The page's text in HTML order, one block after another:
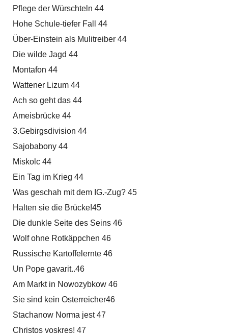
Pflege der Würschteln 44
Hohe Schule-tiefer Fall 44
Über-Einstein als Mulitreiber 44
Die wilde Jagd 44
Montafon 44
Wattener Lizum 44
Ach so geht das 44
Ameisbrücke 44
3.Gebirgsdivision 44
Sajobabony 44
Miskolc 44
Ein Tag im Krieg 44
Was geschah mit dem IG.-Zug? 45
Halten sie die Brücke!45
Die dunkle Seite des Seins 46
Wolf ohne Rotkäppchen 46
Russische Kartoffelernte 46
Un Pope gavarit..46
Am Markt in Nowozybkow 46
Sie sind kein Osterreicher46
Stachanow Norma jest 47
Christos voskres! 47